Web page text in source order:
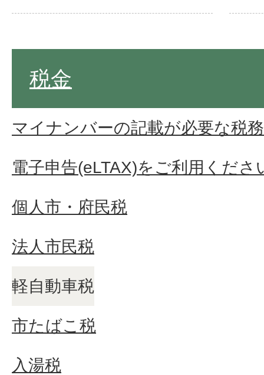
税金
マイナンバーの記載が必要な税
電子申告(eLTAX)をご利用くださ
個人市・府民税
法人市民税
軽自動車税
市たばこ税
入湯税